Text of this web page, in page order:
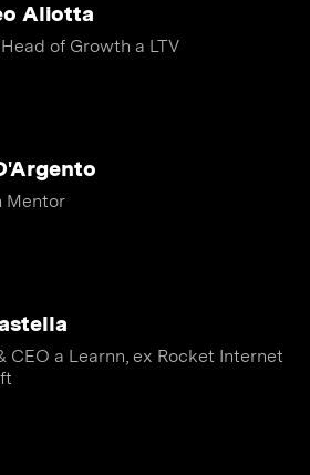
Aliotta
of Growth a LTV
Mentor
CEO a Learnn, ex Rocket Internet